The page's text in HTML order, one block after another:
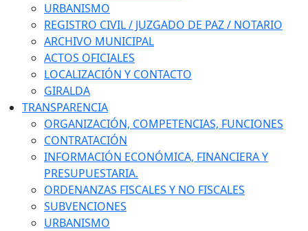
URBANISMO
REGISTRO CIVIL / JUZGADO DE PAZ / NOTARIO
ARCHIVO MUNICIPAL
ACTOS OFICIALES
LOCALIZACIÓN Y CONTACTO
GIRALDA
TRANSPARENCIA
ORGANIZACIÓN, COMPETENCIAS, FUNCIONES
CONTRATACIÓN
INFORMACIÓN ECONÓMICA, FINANCIERA Y
PRESUPUESTARIA.
ORDENANZAS FISCALES Y NO FISCALES
SUBVENCIONES
URBANISMO